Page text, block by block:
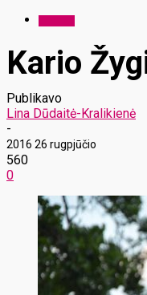
Kario
Publikavo
Lina Dūdaitė-Kralikienė
-
2016 26 rugpjūčio
560
0